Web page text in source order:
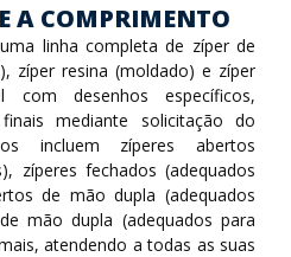
A COMPRIMENTO
linha completa de zíper de
zíper resina (moldado) e zíper
com desenhos específicos,
mediante solicitação do
incluem zíperes abertos
zíperes fechados (adequados
de mão dupla (adequados
mão dupla (adequados para
atendendo a todas as suas